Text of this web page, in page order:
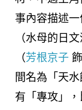
事內容描述
（水母的日
（芳根京子
間名為「天
有「專攻」